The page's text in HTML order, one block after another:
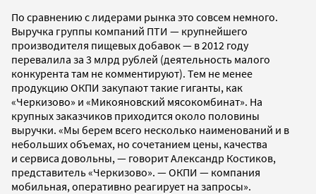
По сравнению с лидерами рынка это совсем немного.
Выручка группы компаний ПТИ — крупнейшего
производителя пищевых добавок — в 2012 году
перевалила за 3 млрд рублей (деятельность малого
конкурента там не комментируют). Тем не менее
продукцию ОКПИ закупают такие гиганты, как
«Черкизово» и «Микояновский мясокомбинат». На
крупных заказчиков приходится около половины
выручки. «Мы берем всего несколько наименований и в
небольших объемах, но сочетанием цены, качества
и сервиса довольны, — говорит Александр Костиков,
представитель «Черкизово». — ОКПИ — компания
мобильная, оперативно реагирует на запросы».